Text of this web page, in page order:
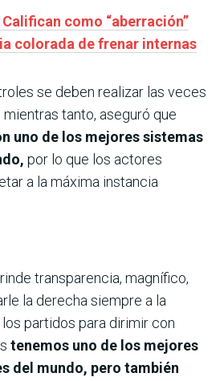
como “aberración”
colorada de frenar internas
se deben realizar las veces
tanto, aseguró que
uno de los mejores sistemas
por lo que los actores
a la máxima instancia
transparencia, magnífico,
la derecha siempre a la
partidos para dirimir con
tenemos uno de los mejores
del mundo, pero también